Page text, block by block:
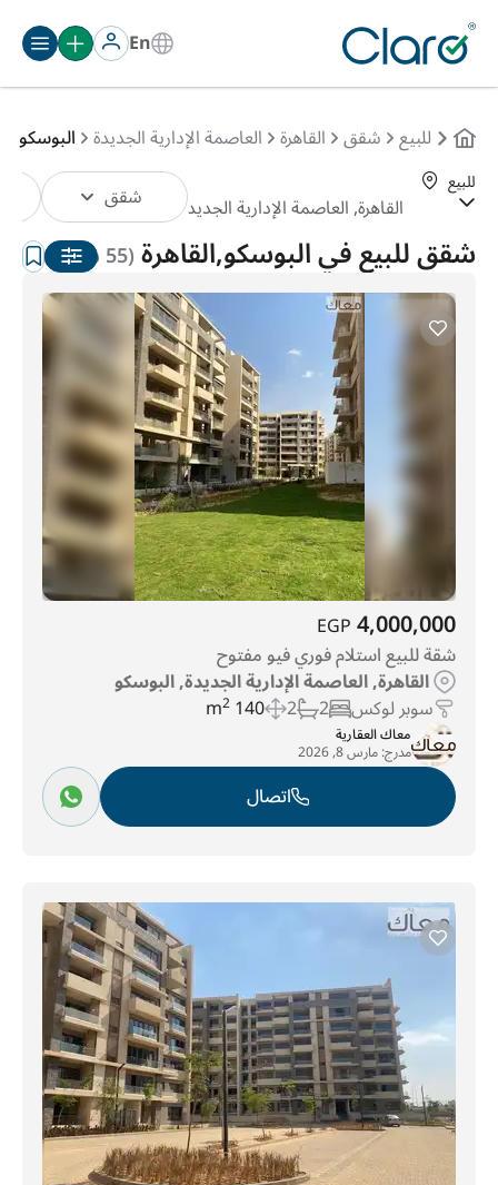
En
للبيع شقق القاهرة العاصمة الإدارية الجديدة البوسكو
للبيع شقق
شقق للبيع في البوسكو,القاهرة(55 شقق )
الترتيب:تلقائي
4,000,000
EGP
شقة للبيع استلام فوري فيو مفتوح
القاهرة, العاصمة الإدارية الجديدة, البوسكو
سوبر لوكس 2
2
140 m
2
معاك العقارية
مدرج:مارس 8, 2026
اتصال